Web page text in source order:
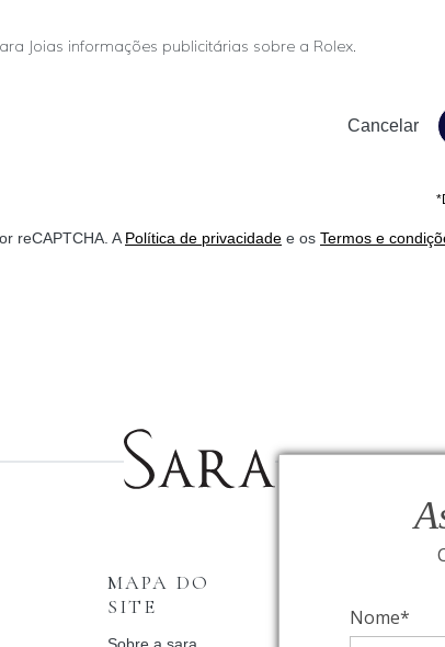
Nome*
Joias informações publicitárias sobre a Rolex.
reCAPTCHA. A Política de privacidade e os Termos e
Fale Conosco
Relógios BVLGARI
MAPA DO
SITE